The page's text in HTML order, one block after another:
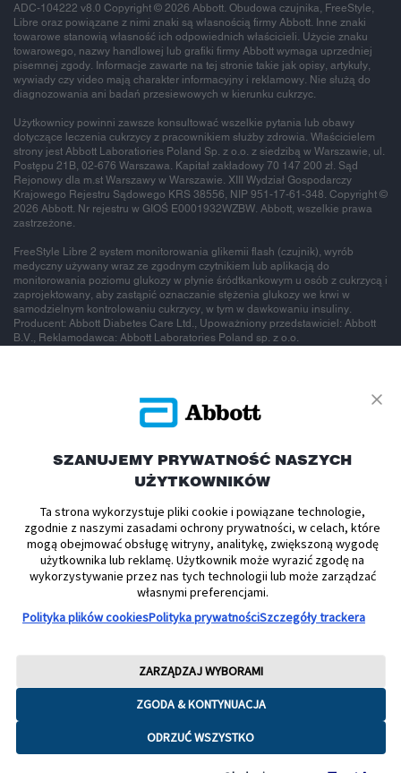
ADC-104222 v8.0 Copyright © 2026 Abbott. Obudowa czujnika, FreeStyle,
Libre oraz powiązane z nimi znaki są własnością firmy Abbott. Inne znaki
towarowe stanowią własność ich odpowiednich właścicieli. Użycie znaku
towarowego, nazwy handlowej lub grafiki firmy Abbott wymaga uprzedniej
pisemnej zgody. Informacje zawarte na tej stronie takie jak opisy, artykuły,
wywiady czy video mają charakter informacyjny i reklamowy. Nie służą do
diagnozowania ani badań przesiewowych w kierunku cukrzyc.
Użytkownicy powinni zawsze konsultować wszelkie pytania lub obawy
dotyczące leczenia cukrzycy z pracownikiem służby zdrowia. Właścicielem
strony jest Abbott Laboratiories Poland Sp. z o.o. z siedzibą w Warszawie, ul.
Postępu 21B, 02-676 Warszawa. Kapitał zakładowy 70 147 200 zł. Sąd
Rejonowy dla m.st Warszawy w Warszawie. XIII Wydział Gospodarczy
Krajowego Rejestru Sądowego KRS 38556, NIP 951-17-61-348. Copyright ©
2026 Abbott. Nr rejestru w GIOŚ E0001932WZBW. Abbott, wszelkie prawa
zastrzeżone.
FreeStyle Libre 2 system monitorowania glikemii flash (czujnik), wyrób
medyczny używany wraz ze zgodnym czytnikiem lub aplikacją do
monitorowania poziomu glukozy w płynie śródtkankowym u osób z cukrzycą i
zaprojektowany, aby zastąpić oznaczanie stężenia glukozy we krwi w
samodzielnym kontrolowaniu cukrzycy, w tym w dawkowaniu insuliny.
Producent: Abbott Diabetes Care Ltd., Upoważniony przedstawiciel: Abbott
B.V., Reklamodawca: Abbott Laboratories Poland sp. z o.o.
To jest wyrób
medyczny.
Używaj go
zgodnie z
instrukcją
używania lub
etykietą.
SZANUJEMY PRYWATNOŚĆ NASZYCH
UŻYTKOWNIKÓW
Ta strona wykorzystuje pliki cookie i powiązane technologie,
zgodnie z naszymi zasadami ochrony prywatności, w celach, które
mogą obejmować obsługę witryny, analitykę, zwiększoną wygodę
użytkownika lub reklamę. Użytkownik może wyrazić zgodę na
wykorzystywanie przez nas tych technologii lub może zarządzać
własnymi preferencjami.
Polityka plików cookiesPolityka prywatnościSzczegóły trackera
ZGODA & KONTYNUACJA
ODRZUĆ WSZYSTKO
ZARZĄDZAJ WYBORAMI